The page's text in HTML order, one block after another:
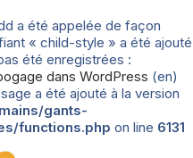
a été appelée de façon
« child-style » a été ajouté
été enregistrées :
dans WordPress (en)
a été ajouté à la version
gants-
functions.php on line 6131